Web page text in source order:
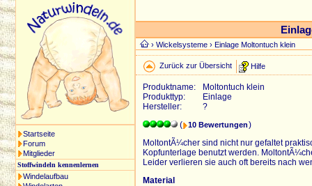
Startseite
Forum
Mitglieder
Stoffwindeln kennenlernen
Windelaufbau
›Wickelsysteme › Einlage Moltontuch klein
Zurück zur Übersicht Hilfe
Produktname:
Moltontuch klein
Produkttyp:
Einlage
Hersteller:
?
(
10 Bewertungen)
MoltontÃ¼cher sind nicht nur gefaltet
Kopfunterlage benutzt werden.
Leider verlieren sie auch oft bereits nach
Material